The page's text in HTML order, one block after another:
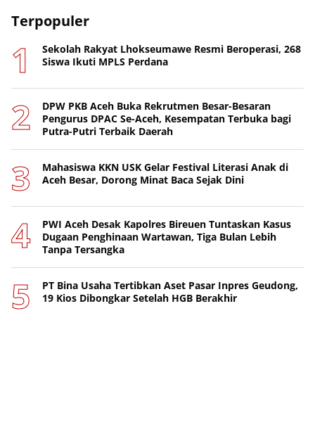
Terpopuler
Sekolah Rakyat Lhokseumawe Resmi Beroperasi, 268
Siswa Ikuti MPLS Perdana
DPW PKB Aceh Buka Rekrutmen Besar-Besaran
Pengurus DPAC Se-Aceh, Kesempatan Terbuka bagi
Putra-Putri Terbaik Daerah
Mahasiswa KKN USK Gelar Festival Literasi Anak di
Aceh Besar, Dorong Minat Baca Sejak Dini
PWI Aceh Desak Kapolres Bireuen Tuntaskan Kasus
Dugaan Penghinaan Wartawan, Tiga Bulan Lebih
Tanpa Tersangka
PT Bina Usaha Tertibkan Aset Pasar Inpres Geudong,
19 Kios Dibongkar Setelah HGB Berakhir